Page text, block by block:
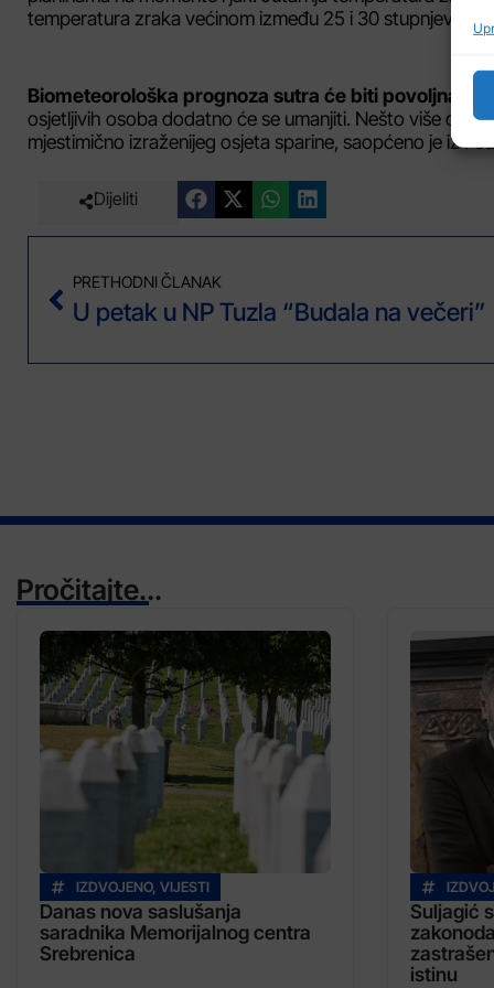
temperatura zraka većinom između 25 i 30 stupnjeva.
Biometeorološka prognoza sutra će biti povoljna.
osjetljivih osoba dodatno će se umanjiti. Nešto više
mjestimično izraženijeg osjeta sparine, saopćeno je iz
Dijeliti
PRETHODNI ČLANAK
U petak u NP Tuzla “Budala na večeri”
Pročitajte...
IZDVOJENO, VIJESTI
Danas nova saslušanja
saradnika Memorijalnog centra
Srebrenica
Suljagić
istinu